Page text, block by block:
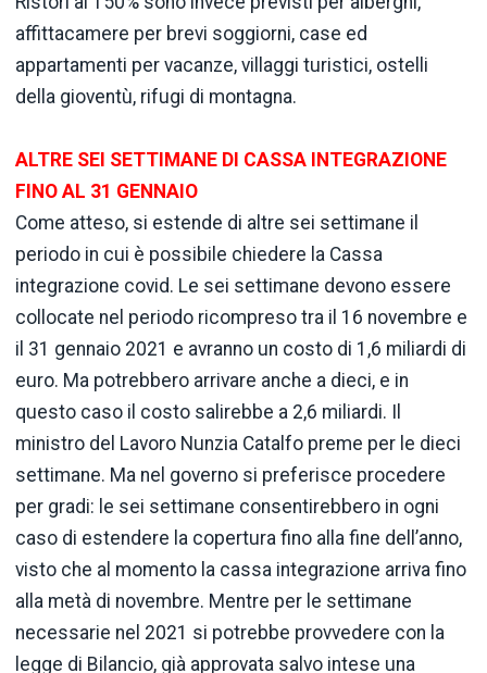
affittacamere per brevi soggiorni, case ed
appartamenti per vacanze, villaggi turistici, ostelli
della gioventù, rifugi di montagna.
ALTRE SEI SETTIMANE DI CASSA INTEGRAZIONE
FINO AL 31 GENNAIO
Come atteso, si estende di altre sei settimane il
periodo in cui è possibile chiedere la Cassa
integrazione covid. Le sei settimane devono essere
collocate nel periodo ricompreso tra il 16 novembre e
il 31 gennaio 2021 e avranno un costo di 1,6 miliardi di
euro. Ma potrebbero arrivare anche a dieci, e in
questo caso il costo salirebbe a 2,6 miliardi. Il
ministro del Lavoro Nunzia Catalfo preme per le dieci
settimane. Ma nel governo si preferisce procedere
per gradi: le sei settimane consentirebbero in ogni
caso di estendere la copertura fino alla fine dell’anno,
visto che al momento la cassa integrazione arriva fino
alla metà di novembre. Mentre per le settimane
necessarie nel 2021 si potrebbe provvedere con la
legge di Bilancio, già approvata salvo intese una